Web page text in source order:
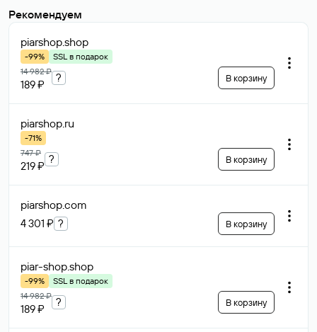
Рекомендуем
piarshop.shop
-99%
SSL в подарок
14 982 ₽
189 ₽
? В корзину
piarshop.ru
-71%
747 ₽
219 ₽
? В корзину
piarshop.com
4 301 ₽ ? В корзину
piar-shop.shop
-99%
SSL в подарок
14 982 ₽
189 ₽
? В корзину